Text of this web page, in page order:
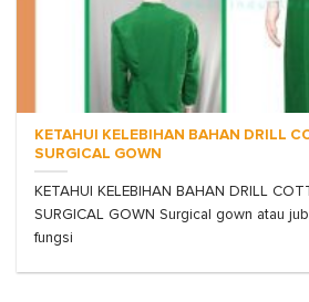
KETAHUI KELEBIHAN BAHAN DRILL
SURGICAL GOWN
KETAHUI KELEBIHAN BAHAN DRILL
SURGICAL GOWN Surgical gown atau
fungsi